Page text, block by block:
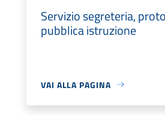
Servizio segreteria,
pubblica istruzione
VAI ALLA PAGINA